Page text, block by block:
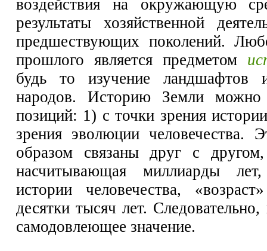
воздействия на окружающую
результаты хозяйственной
предшествующих поколений.
прошлого является предметом
будь то изучение ландшафтов
народов. Историю Земли можно
позиций: 1) с точки зрения
зрения эволюции человечества.
образом связаны друг с
насчитывающая миллиарды лет,
истории человечества,
десятки тысяч лет.
самодовлеющее значение.